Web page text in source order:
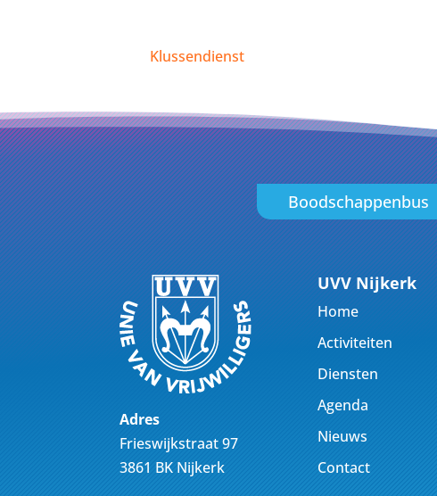
Klussendienst
Boodschappenbus
Adres
Frieswijkstraat 97
3861 BK Nijkerk
UVV Nijkerk
Home
Activiteiten
Diensten
Agenda
Nieuws
Contact